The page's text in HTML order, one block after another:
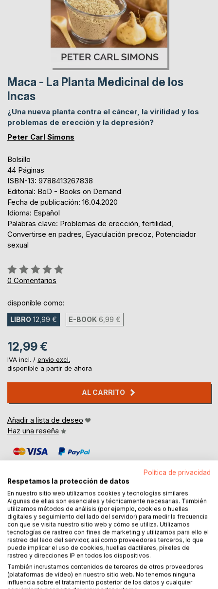
Maca - La Planta Medicinal de los
Incas
¿Una nueva planta contra el cáncer, la virilidad y los
problemas de erección y la depresión?
Peter Carl Simons
Bolsillo
44 Páginas
ISBN-13: 9788413267838
Editorial: BoD - Books on Demand
Fecha de publicación: 16.04.2020
Idioma: Español
Palabras clave: Problemas de erección, fertilidad,
Convertirse en padres, Eyaculación precoz, Potenciador
sexual
Rating:
0%
0 Comentarios
disponible como:
LIBRO 12,99 € E-BOOK 6,99 €
12,99 €
IVA incl. / envío excl.
disponible a partir de ahora
AL CARRITO
Añadir a lista de deseo
Haz una reseña
DESCRIPCIÓN
Imagina una planta, un simple tubérculo, que parece un
rábano, que crece a una altitud de 4000 metros, que
sobrevive el calor extremo, el frío, un clima severo y un
ambiente enrarecido y que al mismo tiempo almacena
fuerza, vitaminas, oligoelementos y nutrientes minerales.
Política de privacidad
Respetamos la protección de datos
En nuestro sitio web utilizamos cookies y tecnologías similares.
Algunas de ellas son esenciales y técnicamente necesarias. También
utilizamos métodos de análisis (por ejemplo, cookies o huellas
digitales y seguimiento del lado del servidor) para medir la frecuencia
con que se visita nuestro sitio web y cómo se utiliza. Utilizamos
tecnologías de rastreo con fines de marketing y utilizamos para ello el
rastreo del lado del servidor, así como proveedores terceros, lo que
puede implicar el uso de cookies, huellas dactilares, píxeles de
rastreo y direcciones IP en todos los dispositivos.
También incrustamos contenidos de terceros de otros proveedores
(plataformas de vídeo) en nuestro sitio web. No tenemos ninguna
influencia sobre el tratamiento posterior de los datos y cualquier